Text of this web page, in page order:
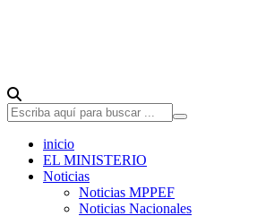
inicio
EL MINISTERIO
Noticias
Noticias MPPEF
Noticias Nacionales